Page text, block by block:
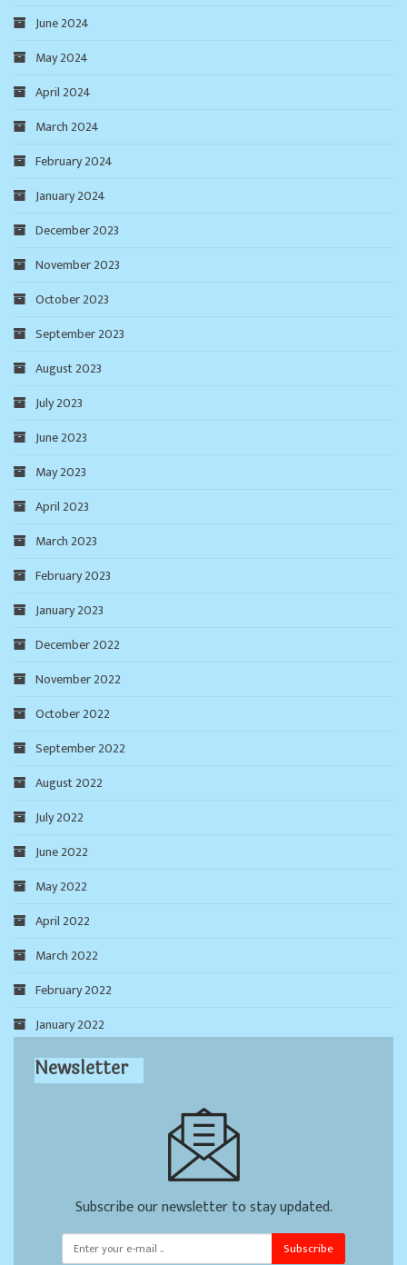
June 2024
May 2024
April 2024
March 2024
February 2024
January 2024
December 2023
November 2023
October 2023
September 2023
August 2023
July 2023
June 2023
May 2023
April 2023
March 2023
February 2023
January 2023
December 2022
November 2022
October 2022
September 2022
August 2022
July 2022
June 2022
May 2022
April 2022
March 2022
February 2022
January 2022
Newsletter
Subscribe our newsletter to stay updated.
Subscribe